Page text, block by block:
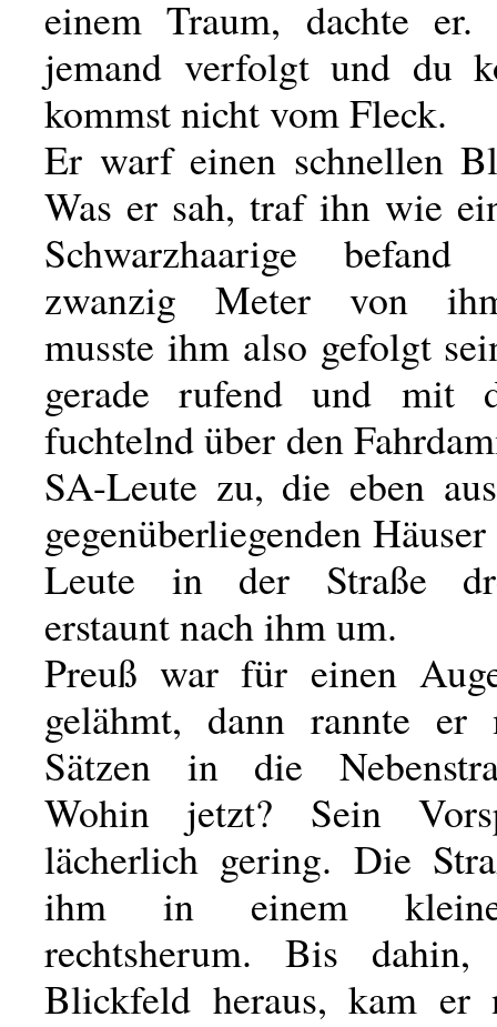
einem Traum, dachte er.
jemand verfolgt und du
kommst nicht vom Fleck.
Er warf einen schnellen
Was er sah, traf ihn wie
Schwarzhaarige
zwanzig Meter von
musste ihm also gefolgt
gerade rufend und mit
fuchtelnd über den
SA-Leute zu, die eben
gegenüberliegenden
Leute in der Straße
erstaunt nach ihm um.
Preuß war für einen
gelähmt, dann rannte er
Sätzen in die
Wohin jetzt? Sein
lächerlich gering. Die
ihm in einem
rechtsherum. Bis
Blickfeld heraus, kam er